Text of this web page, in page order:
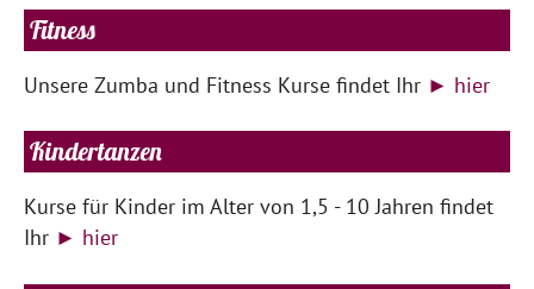
Fitness
Unsere Zumba und Fitness Kurse findet Ihr ► hier
Kindertanzen
Kurse für Kinder im Alter von 1,5 - 10 Jahren findet
Ihr ► hier